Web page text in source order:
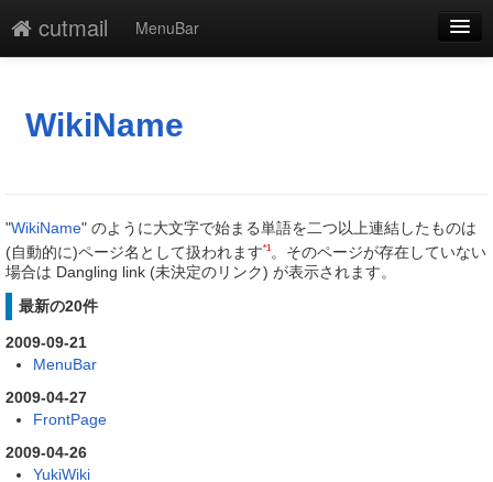
cutmail
MenuBar
添付
最終更新
単語検索
WikiName
"WikiName" のように大文字で始まる単語を二つ以上連結したものは
(自動的に)ページ名として扱われます*1。そのページが存在していない
場合は Dangling link (未決定のリンク) が表示されます。
最新の20件
2009-09-21
MenuBar
2009-04-27
FrontPage
2009-04-26
YukiWiki